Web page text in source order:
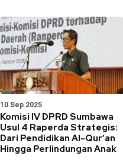
10 Sep 2025
Komisi IV DPRD Sumbawa
Usul 4 Raperda Strategis:
Dari Pendidikan Al-Qur’an
Hingga Perlindungan Anak